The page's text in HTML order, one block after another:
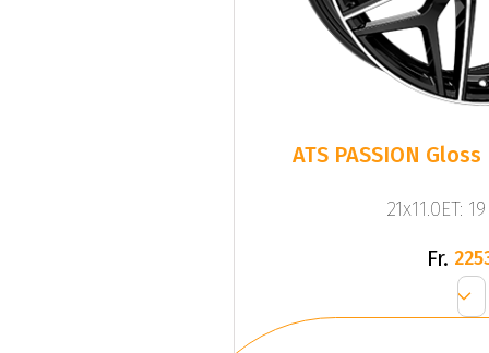
ATS PASSION
21x11.0ET:
Fr.